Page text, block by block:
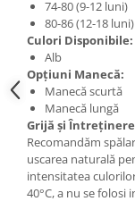
74-80 (9-12 luni)
80-86 (12-18 luni)
Culori Disponibile:
Alb
Opțiuni Manecă:
Manecă scurtă
Manecă lungă
Grijă și
Recomandăm
uscarea naturală
intensitatea
40°C, a nu se folosi